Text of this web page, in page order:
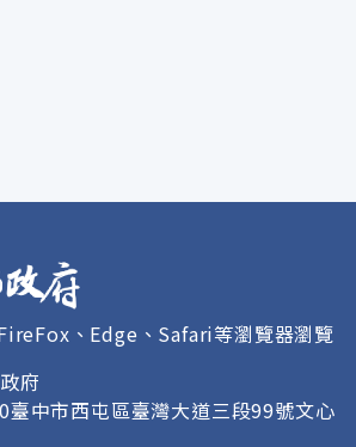
、Edge、Safari等瀏覽器瀏覽
府
中市西屯區臺灣大道三段99號文心